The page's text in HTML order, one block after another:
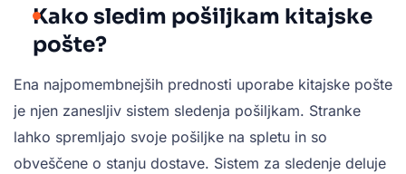
Kako sledim pošiljkam kitajske
pošte?
Ena najpomembnejših prednosti uporabe kitajske pošte
je njen zanesljiv sistem sledenja pošiljkam. Stranke
lahko spremljajo svoje pošiljke na spletu in so
obveščene o stanju dostave. Sistem za sledenje deluje